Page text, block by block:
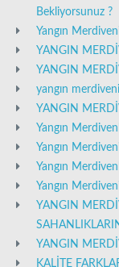
Bekliyorsunuz ?
Yangın
YANGIN
YANGIN
yangın
YANGIN
Yangın
Yangın
Yangın
Yangın
YANGIN
YANGIN
KALİTE